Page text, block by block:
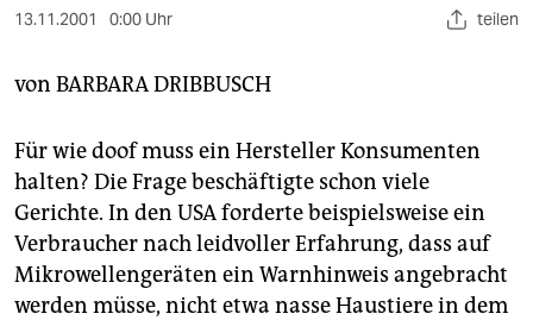
kultur
sport
berlin
nord
wahrheit
verlag
13.11.2001 0:00 Uhr teilen
von BARBARA DRIBBUSCH
Für wie doof muss ein Hersteller Konsumenten
halten? Die Frage beschäftigte schon viele
Gerichte. In den USA forderte beispielsweise ein
Verbraucher nach leidvoller Erfahrung, dass auf
Mikrowellengeräten ein Warnhinweis angebracht
werden müsse, nicht etwa nasse Haustiere in dem